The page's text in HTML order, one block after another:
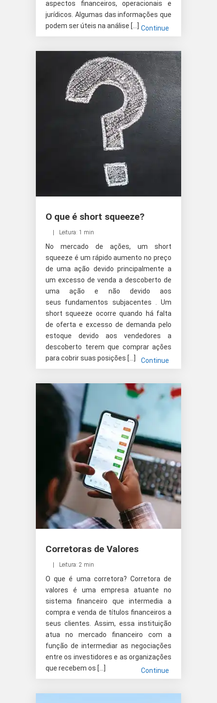
aspectos financeiros, operacionais e
jurídicos. Algumas das informações que
podem ser úteis na análise […] Continue
O que é short squeeze?
Leitura: 1 min
No mercado de ações, um short
squeeze é um rápido aumento no preço
de uma ação devido principalmente a
um excesso de venda a descoberto de
uma ação e não devido aos
seus fundamentos subjacentes . Um
short squeeze ocorre quando há falta
de oferta e excesso de demanda pelo
estoque devido aos vendedores a
descoberto terem que comprar ações
para cobrir suas posições […]
Continue
Corretoras de Valores
Leitura: 2 min
O que é uma corretora? Corretora de
valores é uma empresa atuante no
sistema financeiro que intermedia a
compra e venda de títulos financeiros a
seus clientes. Assim, essa instituição
atua no mercado financeiro com a
função de intermediar as negociações
entre os investidores e as organizações
que recebem os […]
Continue